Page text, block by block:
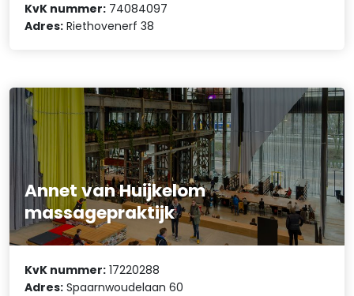
KvK nummer: 74084097
Adres: Riethovenerf 38
Annet van Huijkelom
massagepraktijk
KvK nummer: 17220288
Adres: Spaarnwoudelaan 60